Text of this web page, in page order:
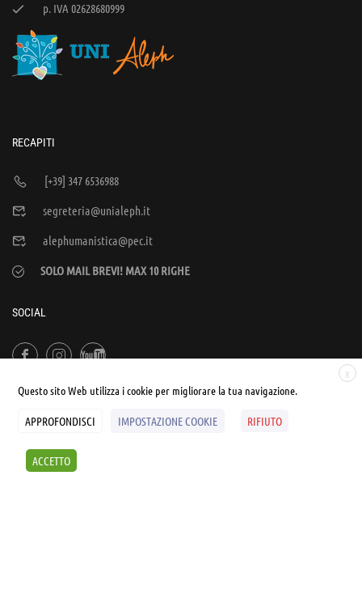
p. IVA 02628680999
RECAPITI
[+39] 347 6536988
segreteria@unialeph.it
alephumanistica@pec.it
SOLO MAIL BREVI! MAX 10 RIGHE
SOCIAL
Sintesi e liberatorie
X
Questo sito Web utilizza i cookie per migliorare la tua navigazione.
APPROFONDISCI IMPOSTAZIONE COOKIE RIFIUTO
ACCETTO